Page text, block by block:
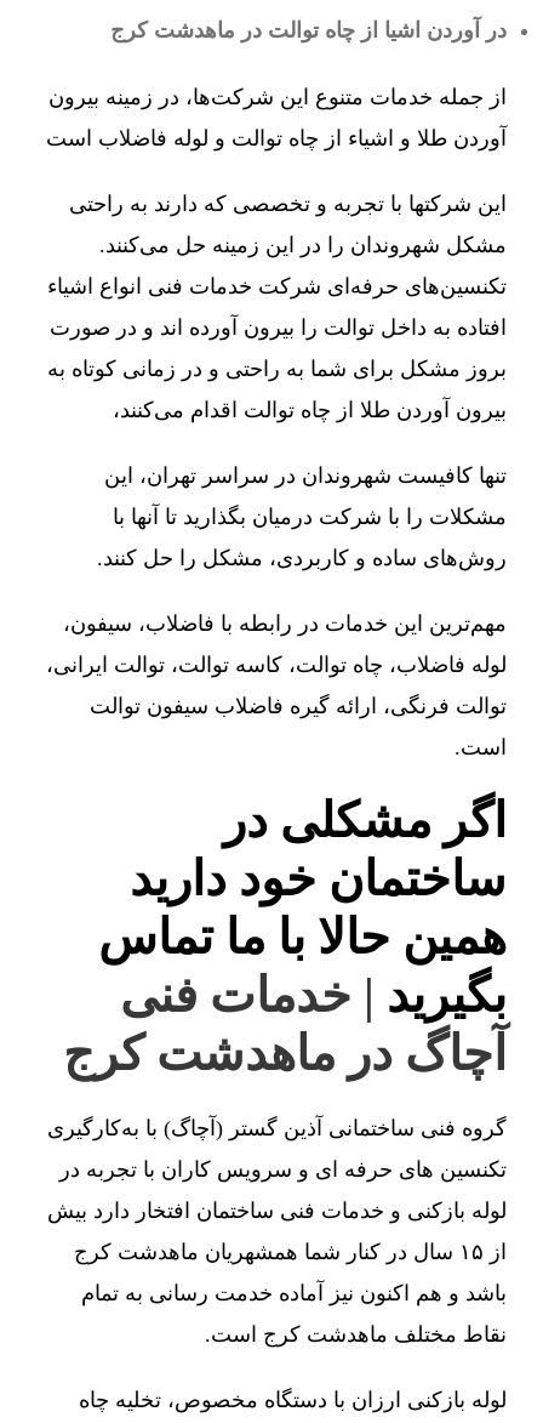
در آوردن اشیا از چاه توالت در ماهدشت کرج
از جمله خدمات متنوع این شرکت‌ها، در زمینه بیرون
آوردن طلا و اشیاء از چاه توالت و لوله فاضلاب است
این شرکتها با تجربه و تخصصی که دارند به راحتی
مشکل شهروندان را در این زمینه حل می‌کنند.
تکنسین‌های حرفه‌ای شرکت خدمات فنی انواع اشیاء
افتاده به داخل توالت را بیرون آورده اند و در صورت
بروز مشکل برای شما به راحتی و در زمانی کوتاه به
بیرون آوردن طلا از چاه توالت اقدام می‌کنند،
تنها کافیست شهروندان در سراسر تهران، این
مشکلات را با شرکت درمیان بگذارید تا آنها با
روش‌های ساده و کاربردی، مشکل را حل کنند.
مهم‌ترین این خدمات در رابطه با فاضلاب، سیفون،
لوله فاضلاب، چاه توالت، کاسه توالت، توالت ایرانی،
توالت فرنگی، ارائه گیره فاضلاب سیفون توالت
است.
اگر مشکلی در
ساختمان خود دارید
همین حالا با ما تماس
بگیرید | خدمات فنی
آچاگ در ماهدشت کرج
گروه فنی ساختمانی آذین گستر (آچاگ) با به‌کارگیری
تکنسین های حرفه ای و سرویس کاران با تجربه در
لوله بازکنی و خدمات فنی ساختمان افتخار دارد بیش
از ۱۵ سال در کنار شما همشهریان ماهدشت کرج
باشد و هم اکنون نیز آماده خدمت رسانی به تمام
نقاط مختلف ماهدشت کرج است.
لوله بازکنی ارزان با دستگاه مخصوص، تخلیه چاه